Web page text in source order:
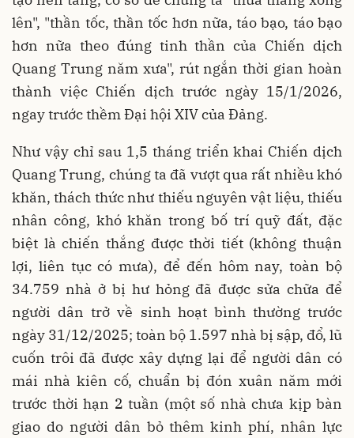
lên", "thần tốc, thần tốc hơn nữa, táo bạo, táo bạo
hơn nữa theo đúng tinh thần của Chiến dịch
Quang Trung năm xưa", rút ngắn thời gian hoàn
thành việc Chiến dịch trước ngày 15/1/2026,
ngay trước thềm Đại hội XIV của Đảng.
Như vậy chỉ sau 1,5 tháng triển khai Chiến dịch
Quang Trung, chúng ta đã vượt qua rất nhiều khó
khăn, thách thức như thiếu nguyên vật liệu, thiếu
nhân công, khó khăn trong bố trí quỹ đất, đặc
biệt là chiến thắng được thời tiết (không thuận
lợi, liên tục có mưa), để đến hôm nay, toàn bộ
34.759 nhà ở bị hư hỏng đã được sửa chữa để
người dân trở về sinh hoạt bình thường trước
ngày 31/12/2025; toàn bộ 1.597 nhà bị sập, đổ, lũ
cuốn trôi đã được xây dựng lại để người dân có
mái nhà kiên cố, chuẩn bị đón xuân năm mới
trước thời hạn 2 tuần (một số nhà chưa kịp bàn
giao do người dân bỏ thêm kinh phí, nhân lực